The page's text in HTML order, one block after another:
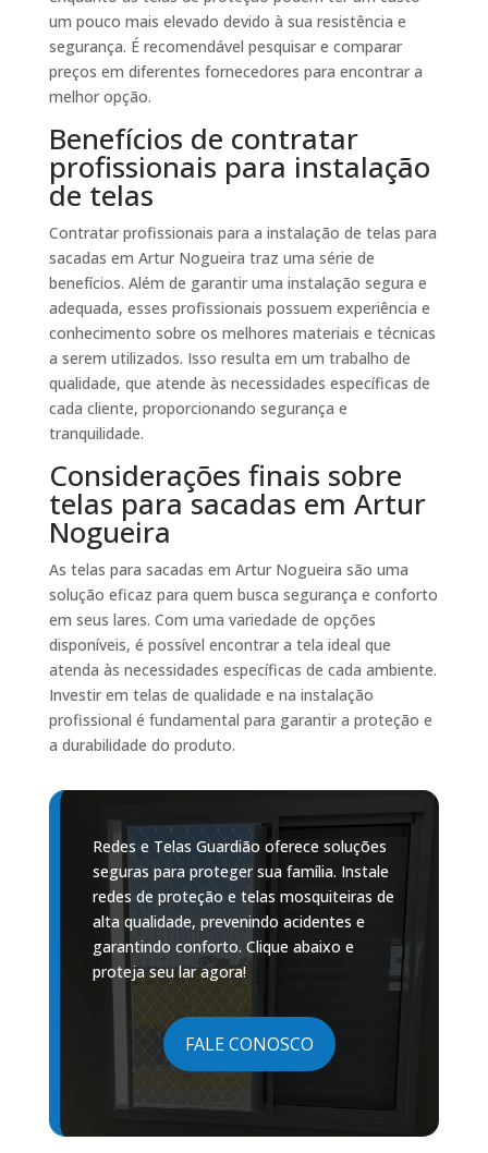
um pouco mais elevado devido à sua resistência e
segurança. É recomendável pesquisar e comparar
preços em diferentes fornecedores para encontrar a
melhor opção.
Benefícios de contratar
profissionais para instalação
de telas
Contratar profissionais para a instalação de telas para
sacadas em Artur Nogueira traz uma série de
benefícios. Além de garantir uma instalação segura e
adequada, esses profissionais possuem experiência e
conhecimento sobre os melhores materiais e técnicas
a serem utilizados. Isso resulta em um trabalho de
qualidade, que atende às necessidades específicas de
cada cliente, proporcionando segurança e
tranquilidade.
Considerações finais sobre
telas para sacadas em Artur
Nogueira
As telas para sacadas em Artur Nogueira são uma
solução eficaz para quem busca segurança e conforto
em seus lares. Com uma variedade de opções
disponíveis, é possível encontrar a tela ideal que
atenda às necessidades específicas de cada ambiente.
Investir em telas de qualidade e na instalação
profissional é fundamental para garantir a proteção e
a durabilidade do produto.
Redes e Telas Guardião oferece soluções
seguras para proteger sua família. Instale
redes de proteção e telas mosquiteiras de
alta qualidade, prevenindo acidentes e
garantindo conforto. Clique abaixo e
proteja seu lar agora!
FALE CONOSCO